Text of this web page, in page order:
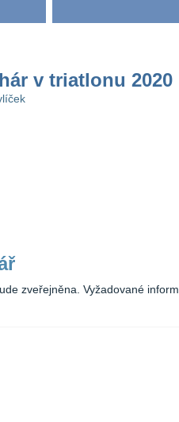
v triatlonu 2020
zveřejněna. Vyžadované